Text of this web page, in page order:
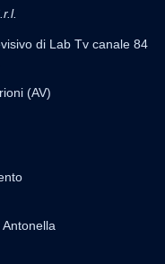
di Lab Tv canale 84
(AV)